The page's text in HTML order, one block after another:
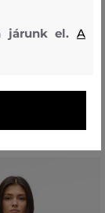
járunk el.A